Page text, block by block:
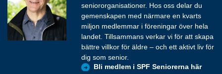
seniororganisationer. Hos oss delar du
gemenskapen med närmare en kvarts
miljon medlemmar i föreningar över hela
landet. Tillsammans verkar vi för att skapa
bättre villkor för äldre – och ett aktivt liv för
dig som senior.
Bli medlem i SPF Seniorerna här